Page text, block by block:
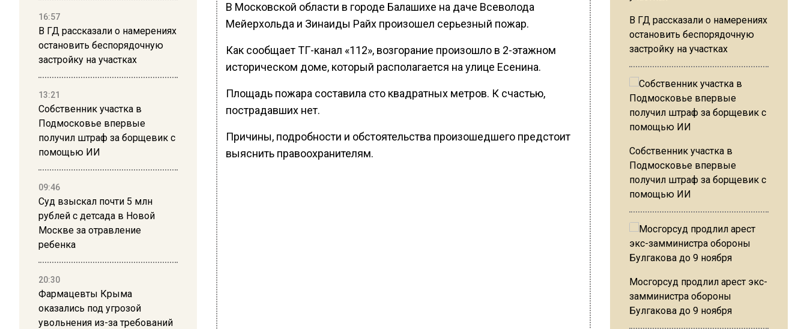
16:57
В ГД рассказали о намерениях
остановить беспорядочную
застройку на участках
13:21
Собственник участка в
Подмосковье впервые
получил штраф за борщевик с
помощью ИИ
09:46
Суд взыскал почти 5 млн
рублей с детсада в Новой
Москве за отравление
ребенка
20:30
Фармацевты Крыма
оказались под угрозой
увольнения из-за требований
В Московской области в городе Балашихе на даче Всеволода
Мейерхольда и Зинаиды Райх произошел серьезный пожар.
Как сообщает ТГ-канал «112», возгорание произошло в 2-этажном
историческом доме, который располагается на улице Есенина.
Площадь пожара составила сто квадратных метров. К счастью,
пострадавших нет.
Причины, подробности и обстоятельства произошедшего предстоит
выяснить правоохранителям.
В ГД рассказали о намерениях
остановить беспорядочную
застройку на участках
Собственник участка в
Подмосковье впервые
получил штраф за борщевик с
помощью ИИ
Мосгорсуд продлил арест экс-
замминистра обороны
Булгакова до 9 ноября